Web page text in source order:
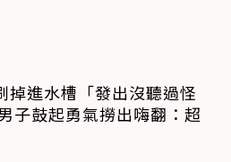
掉進水槽「發出沒聽過怪
子鼓起勇氣撈出嗨翻：超